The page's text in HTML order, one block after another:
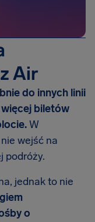
Air
do innych linii
biletów
W
wejść na
podróży.
jednak to nie
o